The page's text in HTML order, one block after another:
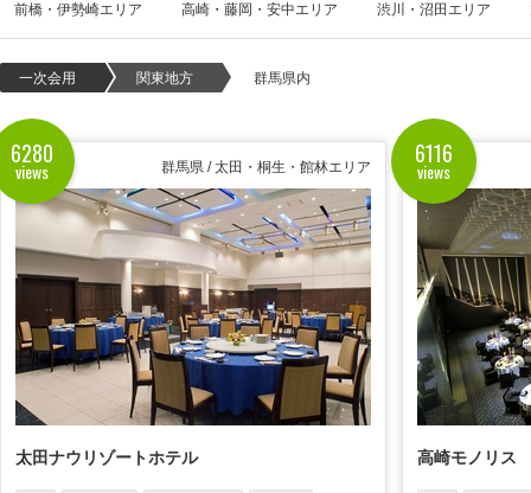
前橋・伊勢崎エリア 高崎・藤岡・安中エリア 渋川・沼田エリア
一次会用 関東地方 群馬県内
群馬県 / 太田・桐生・館林エリア
太田ナウリゾートホテル
6280
views
高崎モノリス
6116
views